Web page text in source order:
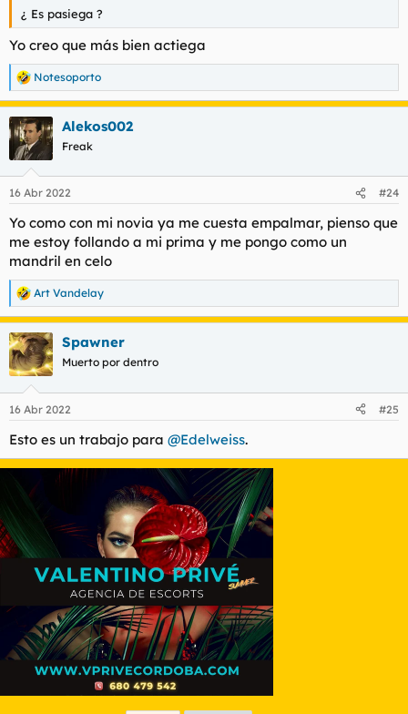
¿ Es pasiega ?
Yo creo que más bien actiega
R
e
a
c
c
i
e
:
Notesoporto
Alekos002
Freak
16 Abr 2022 #24
Yo como con mi novia ya me cuesta empalmar, pienso que
me estoy follando a mi prima y me pongo como un
mandril en celo
R
e
a
c
c
i
e
:
Art Vandelay
Spawner
Muerto por dentro
16 Abr 2022 #25
Esto es un trabajo para @Edelweiss.